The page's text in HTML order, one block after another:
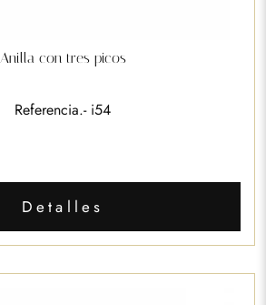
Anilla con tres picos
Referencia.- i54
Detalles